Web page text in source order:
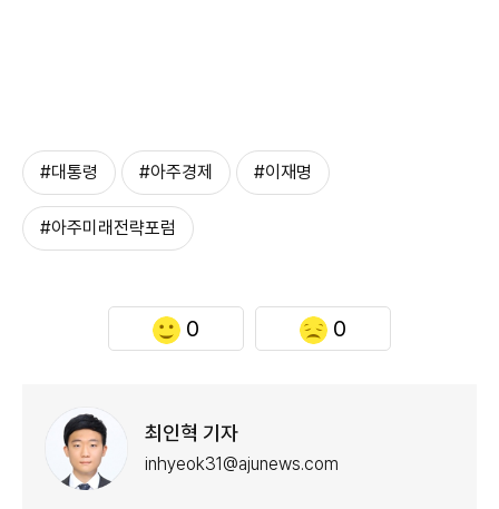
#대통령 #아주경제 #이재명
#아주미래전략포럼
0 0
최인혁 기자
inhyeok31@ajunews.com